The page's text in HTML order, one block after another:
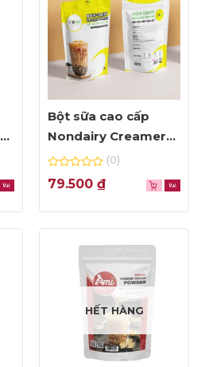
Bột sữa cao cấp
Nondairy Creamer
hiệu DESA – gói 1kg
0
out
(0)
79.500 ₫
HẾT HÀNG